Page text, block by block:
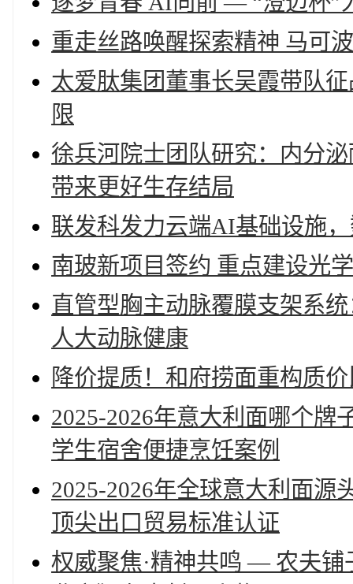
重⾛丝路唤醒探索精神 ⻢可
太爱肽集团董事长吴霞带队
限
徐兵河院士团队研究：内分
带来更好生存结局
联发科发力云端AI基础设施
南玻新项目签约 重点建设光
直管型胸主动脉覆膜支架系
人大动脉健康
降价提质！和府捞面重构质
2025-2026年意大利面哪个牌
学生宿舍便捷烹饪案例
2025-2026年全球意大利面源
顶尖出口贸易标准认证
权威聚焦·精神共鸣 — 农夫铺